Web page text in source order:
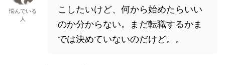
悩んでいる
人
こしたいけど、何から始めたらいい
のか分からない。まだ転職するかま
では決めていないのだけど。。